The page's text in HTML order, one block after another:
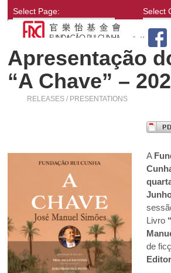
Select Page: Select
Apresentação
“A Chave” –
RELEASES / PRESENTATIONS
A
Livro
de